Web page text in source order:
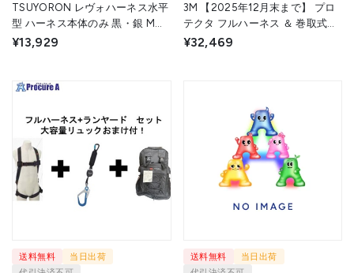
TSUYORON レヴォハーネス水平
型 ハーネス本体のみ 黒・銀 Mサ
イズ TH508HOTBKSLMBX 1本
¥13,929
3M 【2025年12月末まで】 プロ
テクタ フルハーネス ＆ 巻取式ツ
インランヤード セット 【収納用
¥32,469
送料無料
当日出荷
送料無料
当日出荷